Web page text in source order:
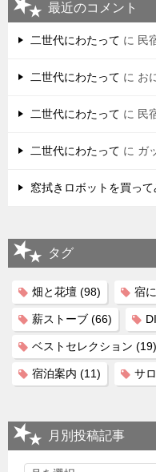
最近のコメント
二世代にわたって に 民
二世代にわたって に お
二世代にわたって に 民
二世代にわたって に ガ
窓拭きロボットを買って
タグ
畑と花壇 (98) 宿
薪ストーブ (66)
ベストセレクション (19)
宿泊案内 (11) サ
月別投稿記事